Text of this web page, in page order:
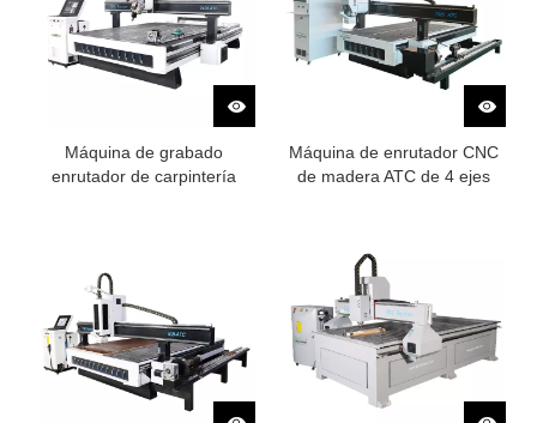
Máquina de grabado
enrutador de carpintería
Máquina de enrutador CNC
de madera ATC de 4 ejes